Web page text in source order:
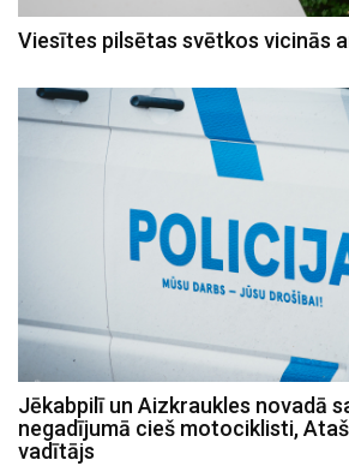
Viesītes pilsētas svētkos vicinās
Jēkabpilī un Aizkraukles novadā
negadījumā cieš motociklisti,
vadītājs